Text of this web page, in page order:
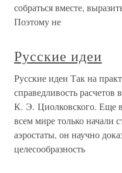
собраться вместе,
Поэтому не
Русские идеи
Русские идеи Так на
справедливость
К. Э. Циолковского. Еще
всем мире только начали
аэростаты, он научно
целесообразность